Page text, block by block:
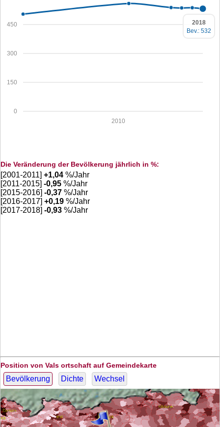
0
150
300
450
2010
2018
Bev.: 532
Die Veränderung der Bevölkerung jährlich in %:
[2001-2011] +1,04 %/Jahr
[2011-2015] -0,95 %/Jahr
[2015-2016] -0,37 %/Jahr
[2016-2017] +0,19 %/Jahr
[2017-2018] -0,93 %/Jahr
Position von Vals ortschaft auf Gemeindekarte
Bevölkerung Dichte Wechsel